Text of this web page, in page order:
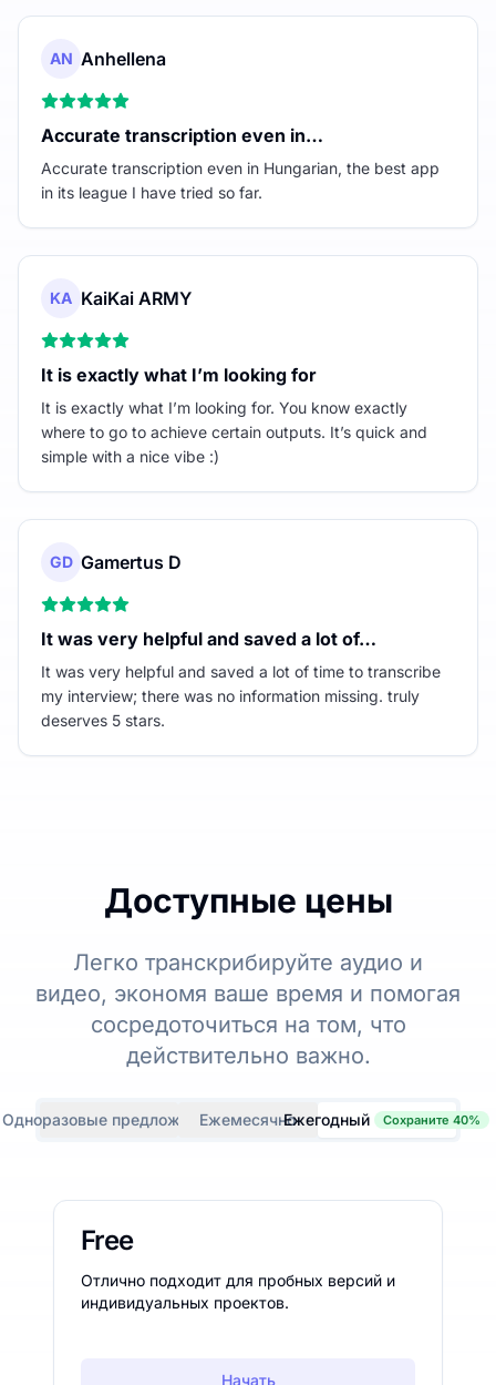
AN Anhellena
Accurate transcription even in…
Accurate transcription even in Hungarian, the best app
in its league I have tried so far.
KA KaiKai ARMY
It is exactly what I’m looking for
It is exactly what I’m looking for. You know exactly
where to go to achieve certain outputs. It’s quick and
simple with a nice vibe :)
GD Gamertus D
It was very helpful and saved a lot of…
It was very helpful and saved a lot of time to transcribe
my interview; there was no information missing. truly
deserves 5 stars.
Доступные цены
Легко транскрибируйте аудио и
видео, экономя ваше время и помогая
сосредоточиться на том, что
действительно важно.
Одноразовые предложенияЕжемесячноЕжегодный Сохраните 40%
Free
Отлично подходит для пробных версий и
индивидуальных проектов.
Начать